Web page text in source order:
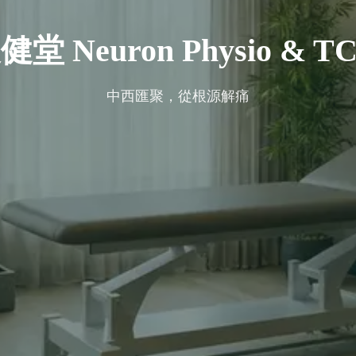
堂 Neuron Physio &
中西匯聚，從根源解痛